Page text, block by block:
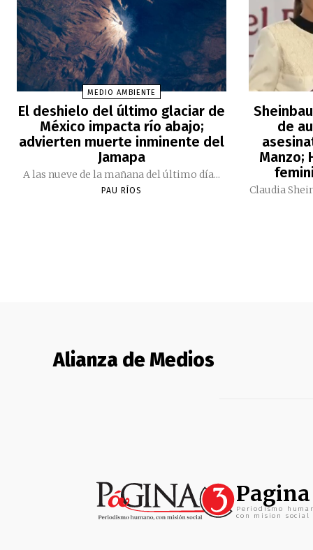
MEDIO AMBIENTE
El deshielo del último glaciar de
México impacta río abajo;
advierten muerte inminente del
Jamapa
A las nueve de la mañana del último día...
PAU RÍOS
de
Manzo;
Claudia
Alianza de Medios
Periodismo
con mision social